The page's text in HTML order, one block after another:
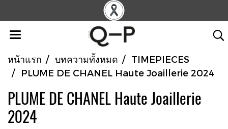
หน้าแรก บทความทั้งหมด
TIMEPIECES
PLUME DE CHANEL Haute Joaillerie 2024
PLUME DE CHANEL Haute Joaillerie
2024